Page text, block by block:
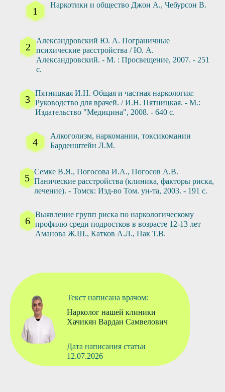
Наркотики и общество Джон А., Чебурсон В.
Александровский Ю. А. Пограничные
психические расстройства / Ю. А.
Александровский. - М. : Просвещение, 2007. - 251
с.
Пятницкая И.Н. Общая и частная наркология:
Руководство для врачей. / И.Н. Пятницкая. - М.:
Издательство "Медицина", 2008. - 640 с.
Алкоголизм, наркомании, токсикомании
Барденштейн Л.M.
Семке В.Я., Погосова И.А., Погосов А.В.
Панические расстройства (клиника, факторы риска,
лечение). - Томск: Изд-во Том. ун-та, 2003. - 191 с.
Выявление групп риска по наркологическому
профилю среди подростков в возрасте 12-13 лет
Аманова Ж.Ш., Катков А.Л., Пак Т.В.
Текст написана врачом:
Нарколог нашей клиники
Хачикян Вардан Самвелович
Дата написания статьи
12.07.2026